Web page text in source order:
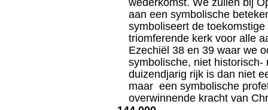
wederkomst. We zullen bij
aan een symbolische
symboliseert de
triomferende kerk voor alle
Ezechiël 38 en 39 waar we
symbolische, niet
duizendjarig rijk is dan niet
maar een symbolische
overwinnende kracht van